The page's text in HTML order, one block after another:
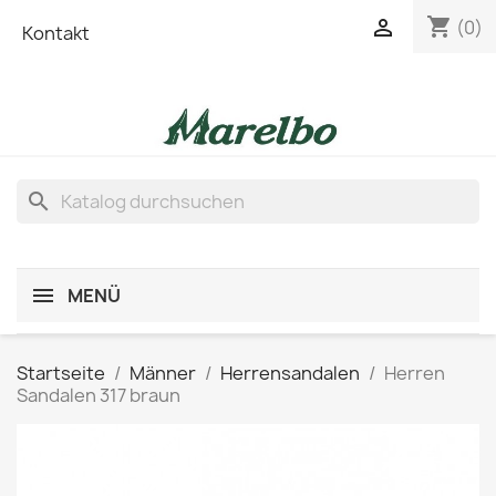
Kontakt shopping_cart (0)

search
MENÜ
Startseite Männer Herrensandalen
Herren
Sandalen 317 braun